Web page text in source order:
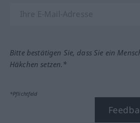
Bitte bestätigen Sie, dass Sie ein
Häkchen setzen.*
*Pflichtfeld